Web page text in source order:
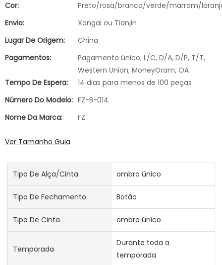
Cor:
Preto/rosa/branco/verde/marrom/
Envio:
Xangai ou Tianjin
Lugar De Origem:
China
Pagamentos:
Pagamento único; L/C, D/A, D/P, T/T,
Western Union, MoneyGram, OA
Tempo De Espera:
14 dias para menos de 100 peças
Número Do Modelo: FZ-B-014
Nome Da Marca:
FZ
Ver Tamanho Guia
Tipo De Alça/cinta ombro único
Tipo De Fechamento Botão
Tipo De Cinta ombro único
Temporada
Durante toda a
temporada